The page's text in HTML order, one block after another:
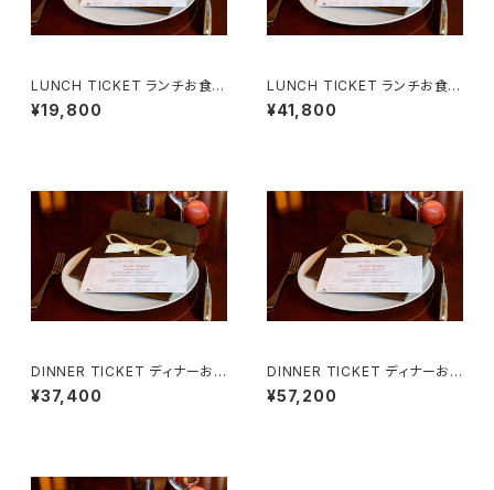
LUNCH TICKET ランチお食事
券 （２名様用）Menu Courtois
ie
¥19,800
LUNCH TICKET ランチお食事
券 （２名様用）Menu Tentatio
n
¥41,800
DINNER TICKET ディナーお
食事券 （２名様用）Menu Sign
ature
¥37,400
DINNER TICKET ディナーお
食事券 （２名様用）Menu Emot
ion
¥57,200